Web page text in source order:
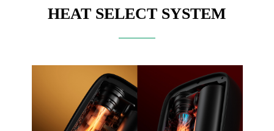
HEAT SELECT SYSTEM